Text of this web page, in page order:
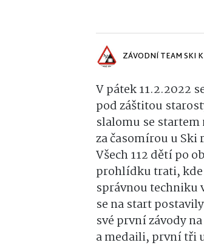
ZÁVODNÍ TEAM SKI
V pátek 11.2.2022
pod záštitou
slalomu se
za časomírou u Ski
Všech 112 dětí po
prohlídku trati,
správnou techniku
se na start
své první závody
a medaili, první tři